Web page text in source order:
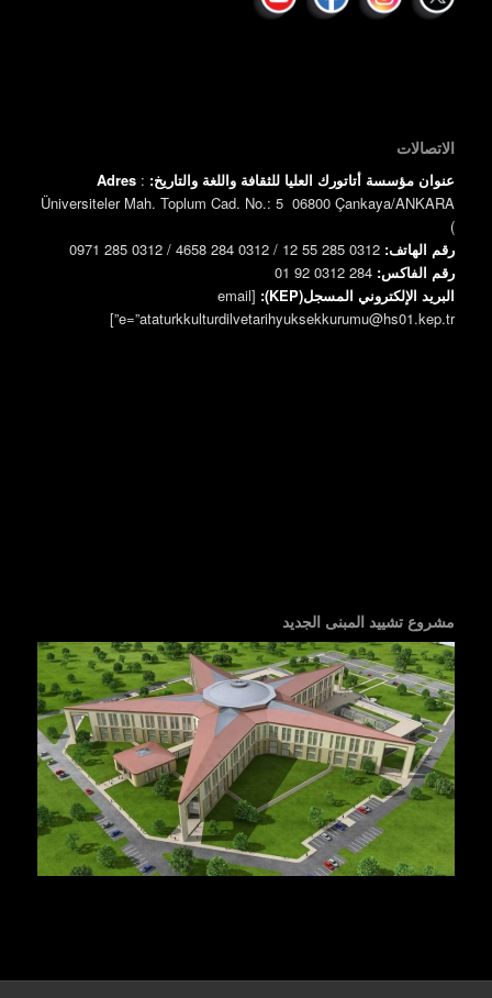
الاتصالات
عنوان مؤسسة أتاتورك العليا للثقافة واللغة والتاريخ:
Adres :
Üniversiteler Mah. Toplum Cad. No.: 5 06800 Çankaya/ANKARA
)
رقم الهاتف:
رقم الفاكس:
البريد الإلكتروني المسجل(KEP):
[email
e=”ataturkkulturdilvetarihyuksekkurumu@hs01.kep.tr”]
مشروع تشييد المبنى الجديد